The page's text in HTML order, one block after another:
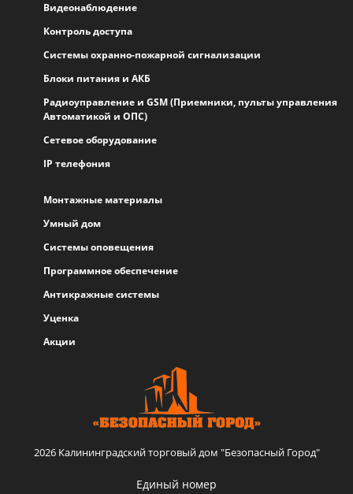
Видеонаблюдение
Контроль доступа
Системы охранно-пожарной сигнализации
Блоки питания и АКБ
Радиоуправление и GSM (Приемники, пульты управления
Автоматикой и ОПС)
Сетевое оборудование
IP телефония
Монтажные материалы
Умный дом
Системы оповещения
Программное обеспечение
Антикражные системы
Уценка
Акции
2026 Калининградский торговый дом "Безопасный Город"
Единый номер